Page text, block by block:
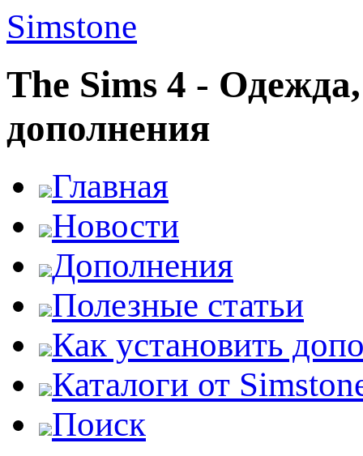
Simstone
The Sims 4 -
дополнения
Главная
Новости
Дополнения
Полезные статьи
Как установить
Каталоги от
Поиск